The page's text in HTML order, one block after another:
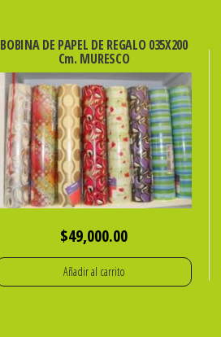
BOBINA DE PAPEL DE REGALO 035X200
Cm. MURESCO
$49,000.00
Añadir al carrito